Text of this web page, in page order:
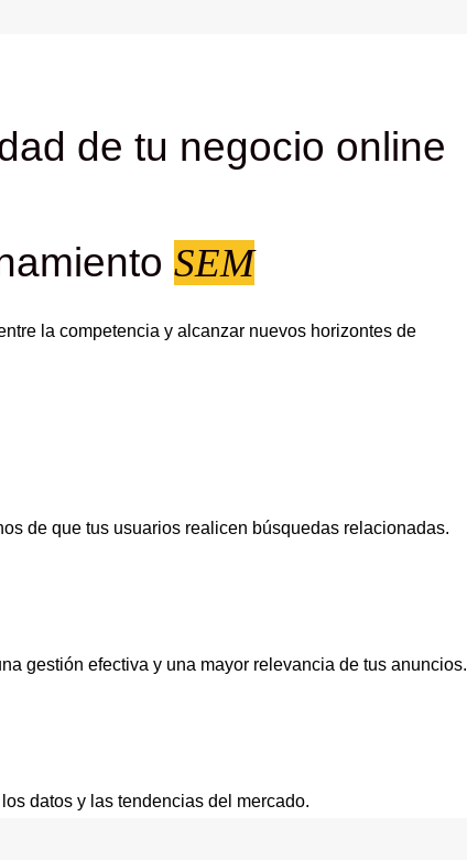
de tu negocio online
SEM​
la competencia y alcanzar nuevos horizontes de
de que tus usuarios realicen búsquedas relacionadas.
gestión efectiva y una mayor relevancia de tus anuncios.
datos y las tendencias del mercado.